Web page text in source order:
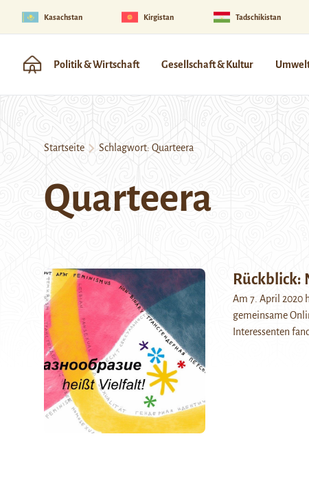
Kasachstan Kirgistan Tadschikistan
Politik & Wirtschaft Gesellschaft & Kultur
Startseite Schlagwort: Quarteera
Quarteera
Rückblick:
Am 7. April 2020
gemeinsame
Interessenten